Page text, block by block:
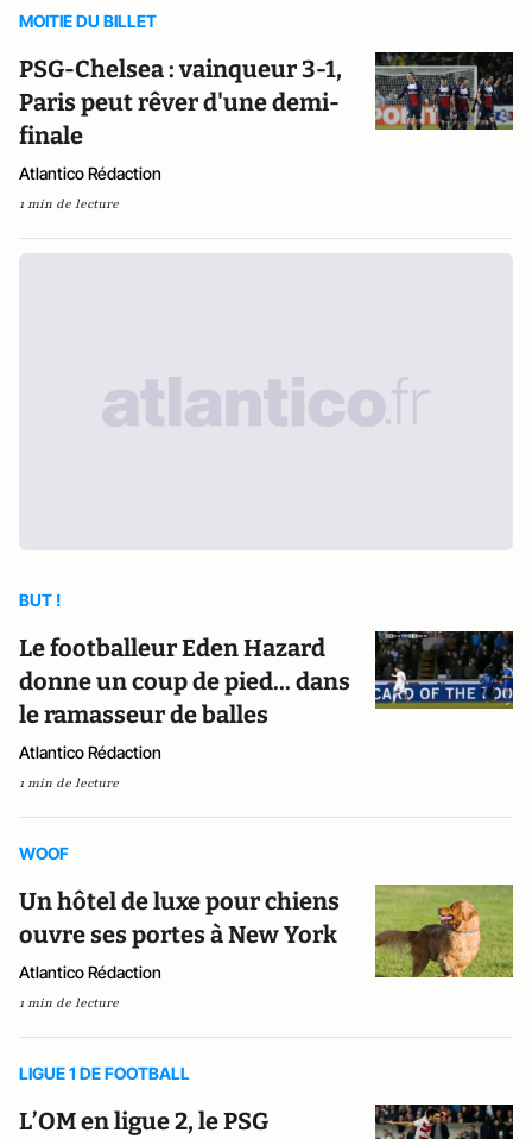
MOITIE DU BILLET
PSG-Chelsea : vainqueur 3-1,
Paris peut rêver d'une demi-
finale
Atlantico Rédaction
1 min de lecture
BUT !
Le footballeur Eden Hazard
donne un coup de pied... dans
le ramasseur de balles
Atlantico Rédaction
1 min de lecture
WOOF
Un hôtel de luxe pour chiens
ouvre ses portes à New York
Atlantico Rédaction
1 min de lecture
LIGUE 1 DE FOOTBALL
L’OM en ligue 2, le PSG